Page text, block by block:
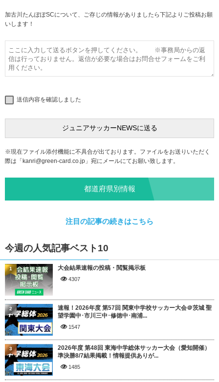
加古川たんぽぽSCについて、ご存じの情報がありましたら下記よりご投稿お願
いします！
送信内容を確認しました
※現在ファイル添付機能に不具合が出ております。ファイルをお送りいただく
際は「 kanri@green-card.co.jp 」宛にメールにてお願い致します。
都道府県別情報
注目の記事の続きはこちら
今週の人気記事ベスト10
大会結果速報の投稿・閲覧掲示板
4307
1
速報！2026年度 第57回 関東中学校サッカー大会＠茨城 聖
望学園中･市川三中･修徳中･南浦...
1547
2
2026年度 第48回 東海中学総体サッカー大会（愛知開催）
準決勝8/7結果掲載！情報提供ありが...
1485
3